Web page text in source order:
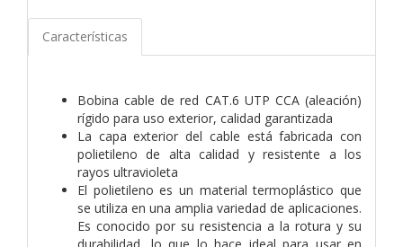
Características
Bobina cable de red CAT.6 UTP CCA (aleación)
rígido para uso exterior, calidad garantizada
La capa exterior del cable está fabricada con
polietileno de alta calidad y resistente a los
rayos ultravioleta
El polietileno es un material termoplástico que
se utiliza en una amplia variedad de aplicaciones.
Es conocido por su resistencia a la rotura y su
durabilidad, lo que lo hace ideal para usar en